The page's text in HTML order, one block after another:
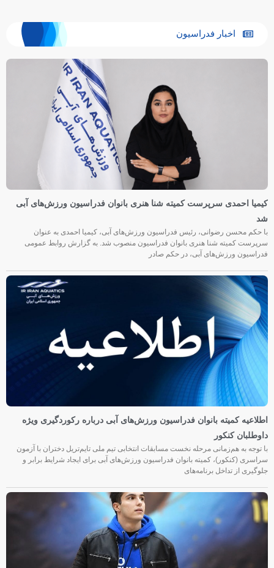
اخبار فدراسیون
کیمیا احمدی سرپرست کمیته شنا هنری بانوان فدراسیون ورزش‌های آبی
شد
با حکم محسن رضوانی، رئیس فدراسیون ورزش‌های آبی، کیمیا احمدی به عنوان
سرپرست کمیته شنا هنری بانوان فدراسیون منصوب شد. به گزارش روابط عمومی
فدراسیون ورزش‌های آبی، در حکم صادر
اطلاعیه کمیته بانوان فدراسیون ورزش‌های آبی درباره رکوردگیری ویژه
داوطلبان کنکور
با توجه به هم‌زمانی مرحله نخست مسابقات انتخابی تیم ملی تایم‌تریل دختران با آزمون
سراسری (کنکور)، کمیته بانوان فدراسیون ورزش‌های آبی برای ایجاد شرایط برابر و
جلوگیری از تداخل برنامه‌های